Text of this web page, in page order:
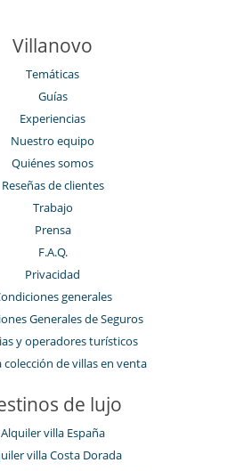
Villanovo
Temáticas
Guías
Experiencias
Nuestro equipo
Quiénes somos
Reseñas de clientes
Trabajo
Prensa
F.A.Q.
Privacidad
generales
Generales de Seguros
y operadores turísticos
colección de villas en venta
de lujo
Alquiler villa España
villa Costa Dorada